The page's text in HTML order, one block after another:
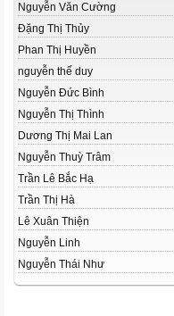
Nguyễn Văn Cường
Đặng Thị Thủy
Phan Thị Huyền
nguyễn thế duy
Nguyễn Đức Bình
Nguyễn Thị Thình
Dương Thị Mai Lan
Nguyễn Thuỳ Trâm
Trần Lê Bắc Hạ
Trần Thị Hà
Lê Xuân Thiện
Nguyễn Linh
Nguyễn Thái Như